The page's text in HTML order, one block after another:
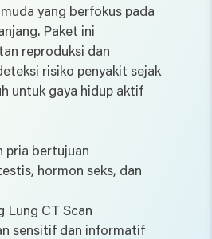
yang berfokus pada
Paket ini
reproduksi dan
risiko penyakit sejak
untuk gaya hidup aktif
pria bertujuan
hormon seks, dan
Lung CT Scan
sensitif dan informatif